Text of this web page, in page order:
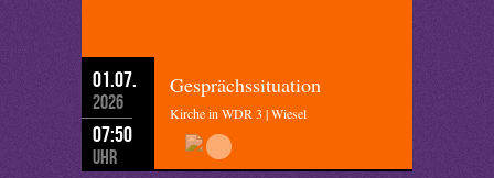
01.07.
2026
07:50
Uhr
Gesprächssituation
Kirche in WDR 3 | Wiesel